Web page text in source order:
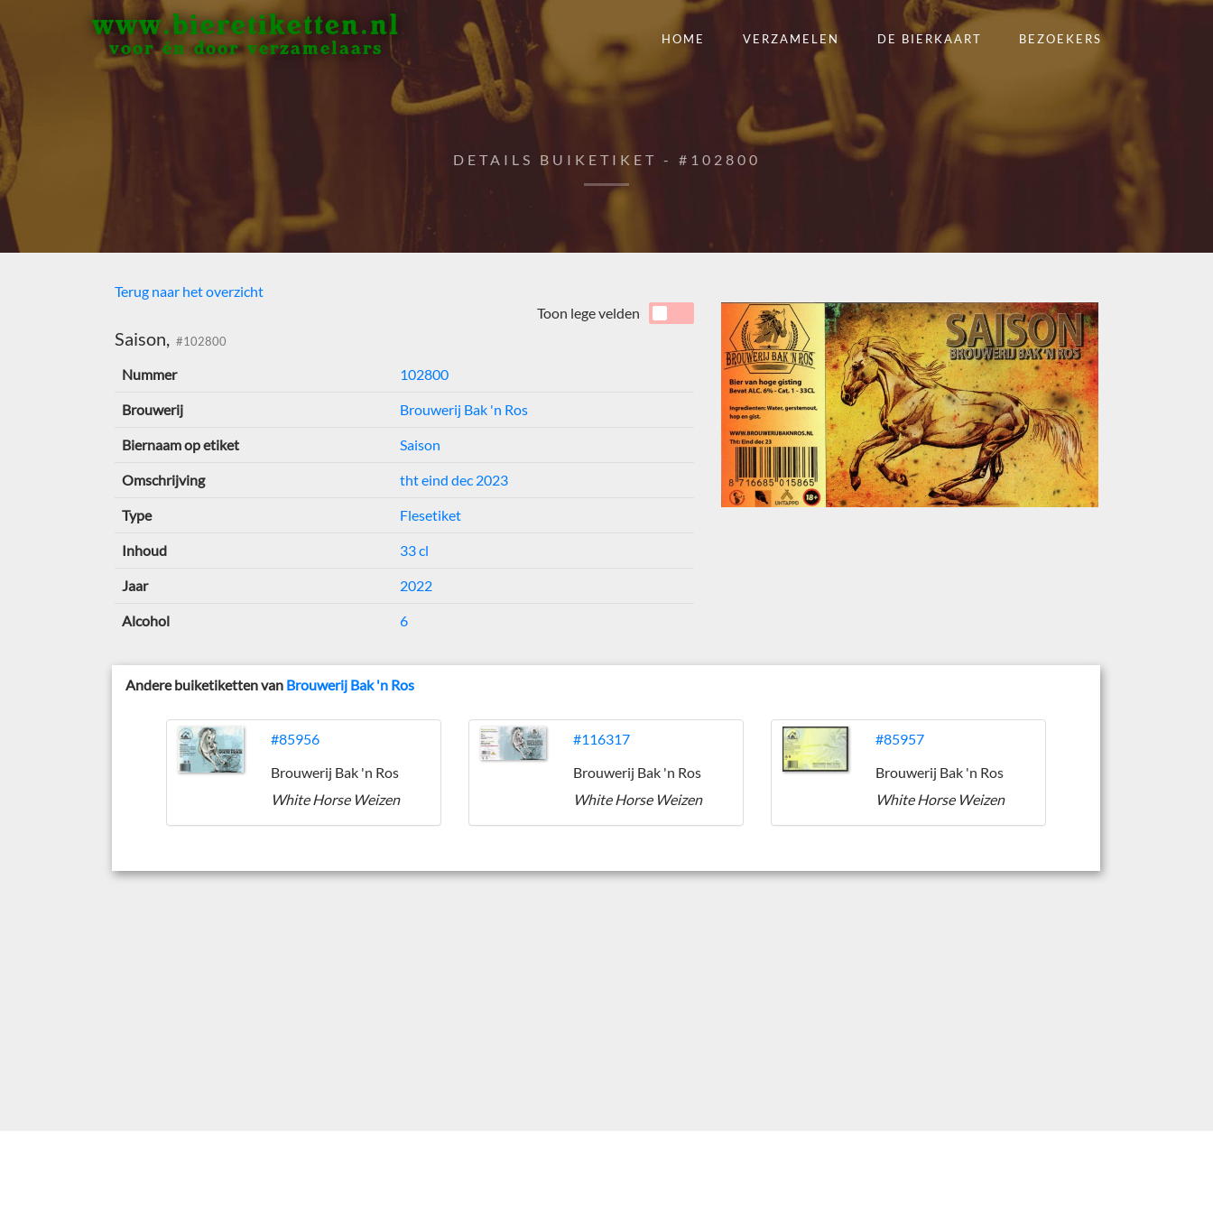
www.bieretiketten.nl
voor én door verzamelaars
HOME VERZAMELEN DE BIERKAART BEZOEKERS
DETAILS BUIKETIKET - #102800
Terug naar het overzicht
Saison, #102800
Toon lege velden
Nummer 102800
Brouwerij Brouwerij Bak 'n Ros
Biernaam op etiket Saison
Omschrijving tht eind dec 2023
Type Flesetiket
Inhoud 33 cl
Jaar 2022
Alcohol 6
Andere buiketiketten van Brouwerij Bak 'n Ros
#85956
Brouwerij Bak 'n Ros
White Horse Weizen
#116317
Brouwerij Bak 'n Ros
White Horse Weizen
#85957
Brouwerij Bak 'n Ros
White Horse Weizen